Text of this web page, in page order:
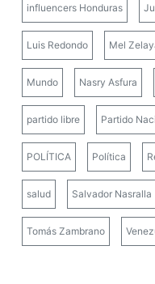
influencers Honduras
Luis Redondo Mel
Mundo Nasry Asfura
partido libre Partido
POLÍTICA Política
salud Salvador Nasralla
Tomás Zambrano